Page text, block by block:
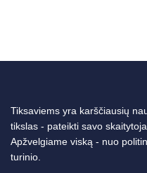
Tiksaviems yra karščiausių
tikslas - pateikti savo
Apžvelgiame viską - nuo
turinio.